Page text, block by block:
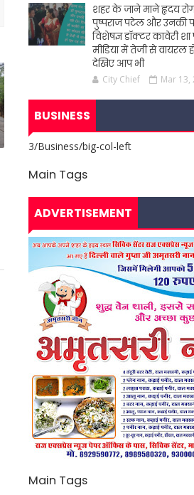
शहर के जाने माने हृदय
पुष्पराज पटेल और उनकी
विशेषज्ञ डॉक्टर कावेरी
मीडिया में तेजी से वायरल
देखिए आप भी
City Chief Mar 13,
BUSINESS
3/Business/big-col-left
Main Tags
ADVERTISEMENT
Main Tags